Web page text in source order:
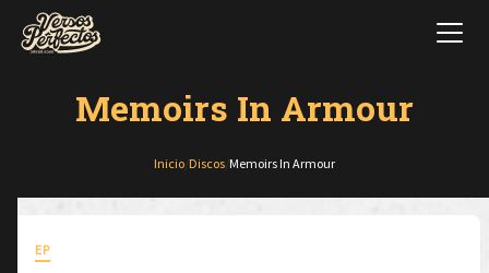
Memoirs In Armour
Inicio Discos Memoirs In Armour
EP